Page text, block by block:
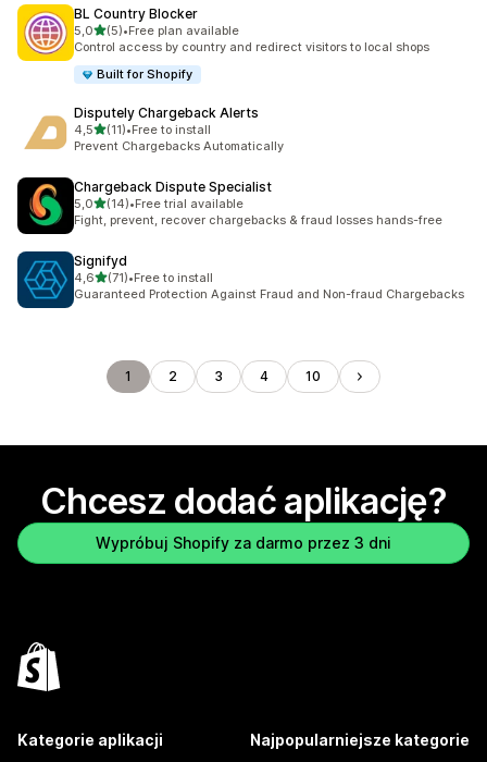
BL Country Blocker
5,0na 5 gwiazdek
(5)
Łączna liczba recenzji: 5
•Free plan available
Control access by country and redirect visitors to local shops
Built for Shopify
Disputely Chargeback Alerts
4,5na 5 gwiazdek
(11)
Łączna liczba recenzji: 11
•Free to install
Prevent Chargebacks Automatically
Chargeback Dispute Specialist
5,0na 5 gwiazdek
(14)
Łączna liczba recenzji: 14
•Free trial available
Fight, prevent, recover chargebacks & fraud losses hands-free
Signifyd
4,6na 5 gwiazdek
(71)
Łączna liczba recenzji: 71
•Free to install
Guaranteed Protection Against Fraud and Non-fraud Chargebacks
1 2 3 4 10
Chcesz dodać aplikację?
Wypróbuj Shopify za darmo przez 3 dni
Kategorie aplikacji Najpopularniejsze kategorie